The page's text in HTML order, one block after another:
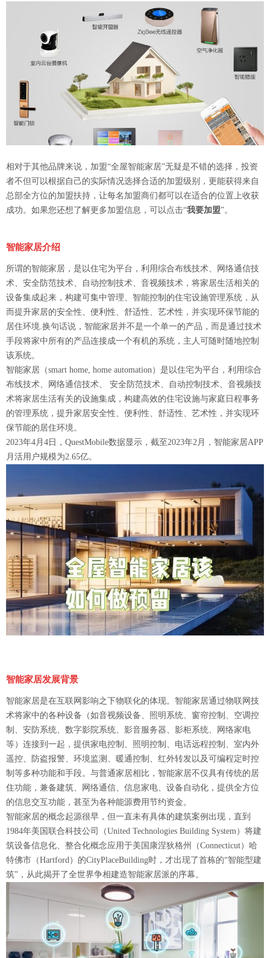
相对于其他品牌来说，加盟“全屋智能家居”无疑是不错的选择，投资
者不但可以根据自己的实际情况选择合适的加盟级别，更能获得来自
总部全方位的加盟扶持，让每名加盟商们都可以在适合的位置上收获
成功。如果您还想了解更多加盟信息，可以点击“我要加盟”。
智能家居介绍
所谓的智能家居，是以住宅为平台，利用综合布线技术、网络通信技
术、安全防范技术、自动控制技术、音视频技术，将家居生活相关的
设备集成起来，构建可集中管理、智能控制的住宅设施管理系统，从
而提升家居的安全性、便利性、舒适性、艺术性，并实现环保节能的
居住环境.换句话说，智能家居并不是一个单一的产品，而是通过技术
手段将家中所有的产品连接成一个有机的系统，主人可随时随地控制
该系统。
智能家居（smart home, home automation）是以住宅为平台，利用综合
布线技术、网络通信技术、 安全防范技术、自动控制技术、音视频技
术将家居生活有关的设施集成，构建高效的住宅设施与家庭日程事务
的管理系统，提升家居安全性、便利性、舒适性、艺术性，并实现环
保节能的居住环境。
2023年4月4日，QuestMobile数据显示，截至2023年2月，智能家居APP
月活用户规模为2.65亿。
智能家居发展背景
智能家居是在互联网影响之下物联化的体现。智能家居通过物联网技
术将家中的各种设备（如音视频设备、照明系统、窗帘控制、空调控
制、安防系统、数字影院系统、影音服务器、影柜系统、网络家电
等）连接到一起，提供家电控制、照明控制、电话远程控制、室内外
遥控、防盗报警、环境监测、暖通控制、红外转发以及可编程定时控
制等多种功能和手段。与普通家居相比，智能家居不仅具有传统的居
住功能，兼备建筑、网络通信、信息家电、设备自动化，提供全方位
的信息交互功能，甚至为各种能源费用节约资金。
智能家居的概念起源很早，但一直未有具体的建筑案例出现，直到
1984年美国联合科技公司（United Technologies Building System）将建
筑设备信息化、整合化概念应用于美国康涅狄格州（Connecticut）哈
特佛市（Hartford）的CityPlaceBuilding时，才出现了首栋的“智能型建
筑”，从此揭开了全世界争相建造智能家居派的序幕。